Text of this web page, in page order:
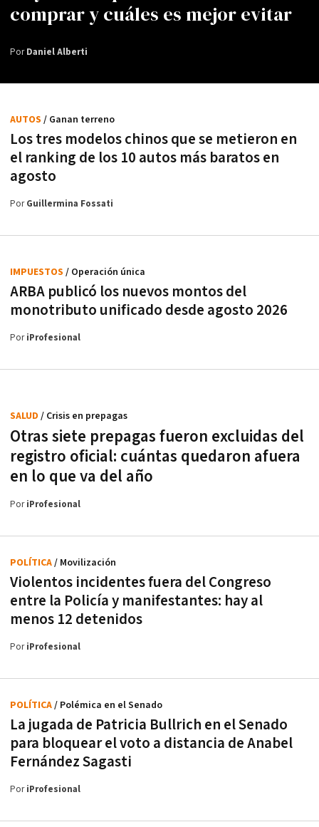
comprar y cuáles es mejor evitar
PorDaniel Alberti
Los tres modelos chinos que se metieron en
el ranking de los 10 autos más baratos en
agosto
AUTOS / Ganan terreno
PorGuillermina Fossati
ARBA publicó los nuevos montos del
monotributo unificado desde agosto 2026
IMPUESTOS / Operación única
PoriProfesional
Otras siete prepagas fueron excluidas del
registro oficial: cuántas quedaron afuera
en lo que va del año
SALUD / Crisis en prepagas
PoriProfesional
Violentos incidentes fuera del Congreso
entre la Policía y manifestantes: hay al
menos 12 detenidos
POLÍTICA/ Movilización
PoriProfesional
La jugada de Patricia Bullrich en el Senado
para bloquear el voto a distancia de Anabel
Fernández Sagasti
POLÍTICA/ Polémica en el Senado
PoriProfesional